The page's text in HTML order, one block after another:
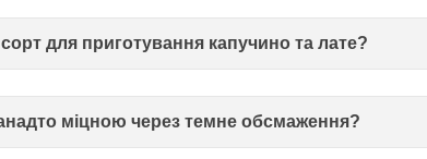
для приготування капучино та лате?
міцною через темне обсмаження?